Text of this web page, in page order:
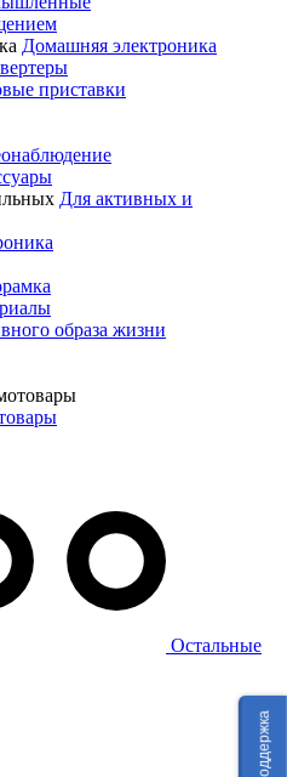
Домашняя электроника
приставки
Для активных и
образа жизни
Остальные